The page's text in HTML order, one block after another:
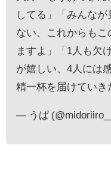
してる」「みんな
ない、これからもこ
ますよ」「1人も欠
が嬉しい、4人には
精一杯を届けていき
— うぱ